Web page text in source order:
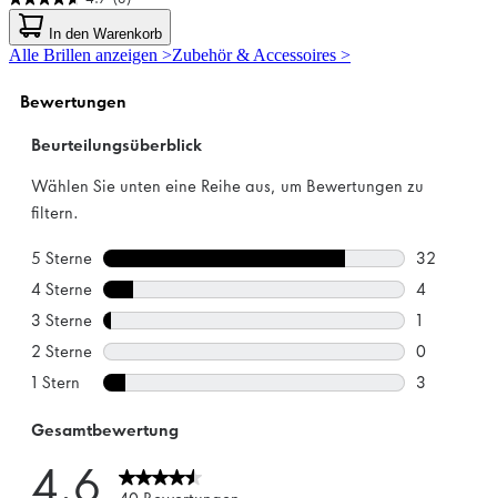
4.7
von
5
Sternen.
Bewertungen
In den Warenkorb
Alle Brillen anzeigen >Zubehör & Accessoires >